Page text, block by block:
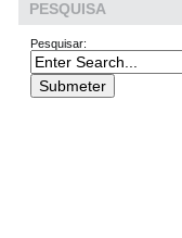
PESQUISA
Pesquisar: